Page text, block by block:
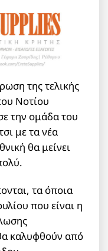
της τελικής
Νοτίου
την ομάδα του
με τα νέα
θα μείνει
τα όποια
που είναι η
καλυφθούν από